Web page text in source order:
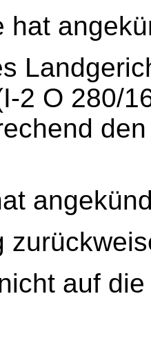
hat
2 O 280/
auf